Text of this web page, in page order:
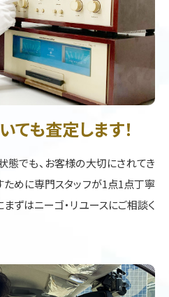
ても査定します！
態でも、お客様の大切にされてき
めに専門スタッフが1点1点丁寧
ずはニーゴ・リユースにご相談く